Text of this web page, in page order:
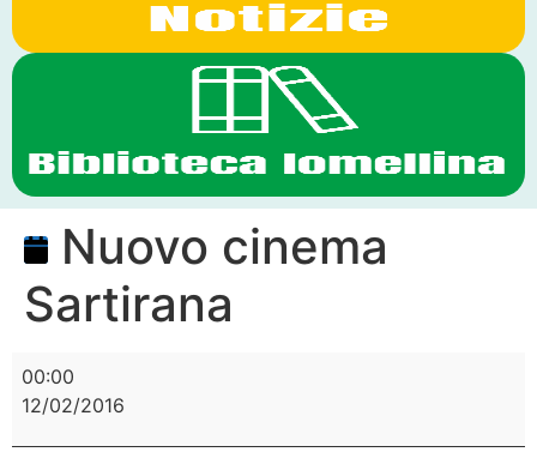
Nuovo cinema
Sartirana
00:00
12/02/2016